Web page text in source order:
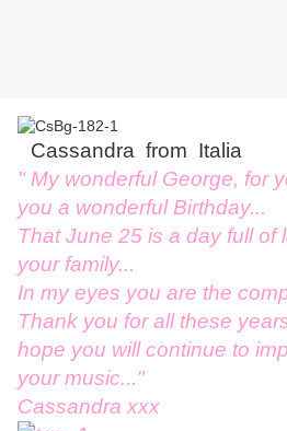
Cassandra from Italia
" My wonderful George, for
you a wonderful Birthday...
That June 25 is a day full of
your family...
In my eyes you are the
Thank you for all these
hope you will continue to
your music..."
Cassandra xxx